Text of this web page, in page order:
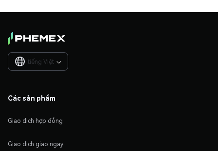
tiếng Việt 
Các sản phẩm
Giao dịch hợp đồng
Giao dịch giao ngay